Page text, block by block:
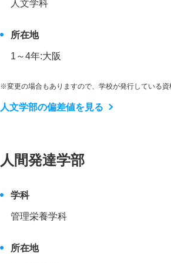
人文学科
所在地
1～4年:大阪
※変更の場合もありますので、学校が発行している資
人文学部の偏差値を見る
人間発達学部
学科
管理栄養学科
所在地